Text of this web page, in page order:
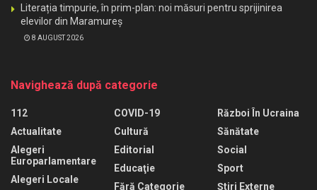
Literația timpurie, în prim-plan: noi măsuri pentru sprijinirea
elevilor din Maramureș
8 AUGUST 2026
Navighează după categorie
112
Actualitate
Alegeri
Europarlamentare
Alegeri Locale
COVID-19
Cultură
Editorial
Educaţie
Fără Categorie
Război În Ucraina
Sănătate
Social
Sport
Știri Externe